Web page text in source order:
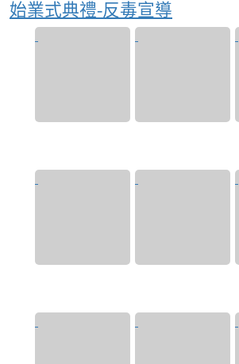
始業式典禮-反毒宣導